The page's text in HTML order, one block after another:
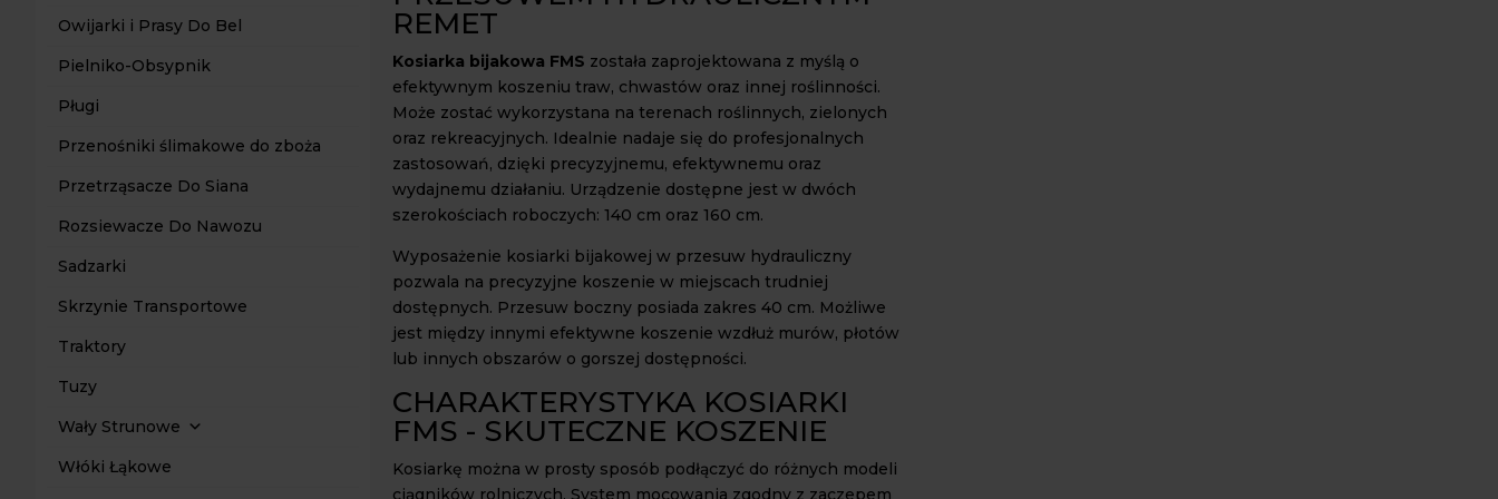
Owijarki i Prasy Do Bel
Pielniko-Obsypnik
Pługi
Przenośniki ślimakowe do zboża
Przetrząsacze Do Siana
Rozsiewacze Do Nawozu
Sadzarki
Skrzynie Transportowe
Traktory
Tuzy
Wały Strunowe
Włóki Łąkowe
REMET
Kosiarka bijakowa FMS została zaprojektowana z myślą o
efektywnym koszeniu traw, chwastów oraz innej roślinności.
Może zostać wykorzystana na terenach roślinnych, zielonych
oraz rekreacyjnych. Idealnie nadaje się do profesjonalnych
zastosowań, dzięki precyzyjnemu, efektywnemu oraz
wydajnemu działaniu. Urządzenie dostępne jest w dwóch
szerokościach roboczych: 140 cm oraz 160 cm.
Wyposażenie kosiarki bijakowej w przesuw hydrauliczny
pozwala na precyzyjne koszenie w miejscach trudniej
dostępnych. Przesuw boczny posiada zakres 40 cm. Możliwe
jest między innymi efektywne koszenie wzdłuż murów, płotów
lub innych obszarów o gorszej dostępności.
CHARAKTERYSTYKA KOSIARKI
FMS - SKUTECZNE KOSZENIE
Kosiarkę można w prosty sposób podłączyć do różnych modeli
ciągników rolniczych. System mocowania zgodny z zaczepem